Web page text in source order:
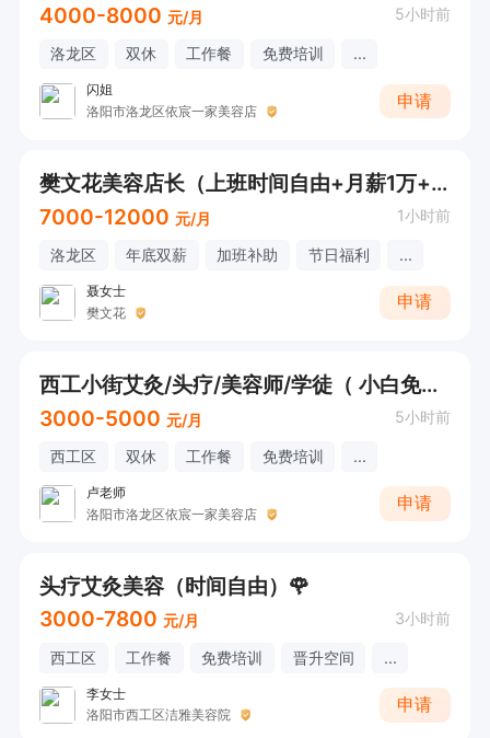
4000-8000 元/月 5小时前
洛龙区 双休 工作餐 免费培训 ...
闪姐
洛阳市洛龙区依宸一家美容店
申请
樊文花美容店长（上班时间自由+月薪1万+洛龙西工就近分配）
7000-12000 元/月 1小时前
洛龙区 年底双薪 加班补助 节日福利 ...
聂女士
樊文花
申请
西工小街艾灸/头疗/美容师/学徒（ 小白免费培训+早9晚5+宝妈班市区可就近分配）
3000-5000 元/月 5小时前
西工区 双休 工作餐 免费培训 ...
卢老师
洛阳市洛龙区依宸一家美容店
申请
头疗艾灸美容（时间自由）🌹
3000-7800 元/月 3小时前
西工区 工作餐 免费培训 晋升空间 ...
李女士
洛阳市西工区洁雅美容院
申请